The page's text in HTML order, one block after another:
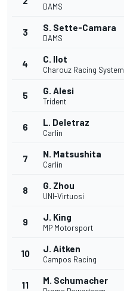
DAMS
3 S. Sette-Camara
DAMS
4 C. Ilot
Charouz Racing System
5 G. Alesi
Trident
6 L. Deletraz
Carlin
7 N. Matsushita
Carlin
8 G. Zhou
UNI-Virtuosi
9 J. King
MP Motorsport
10 J. Aitken
Campos Racing
11 M. Schumacher